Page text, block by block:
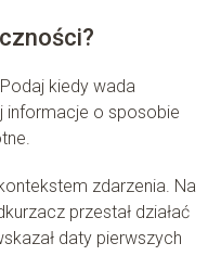
kiedy wada
informacje o sposobie
zdarzenia. Na
przestał działać
daty pierwszych